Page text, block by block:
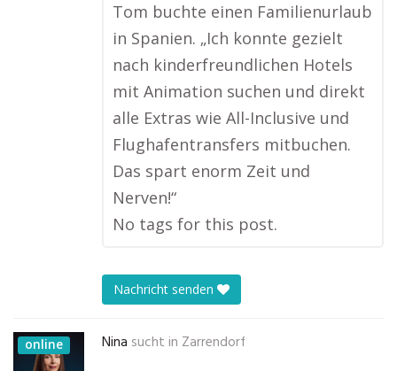
Tom buchte einen Familienurlaub
in Spanien. „Ich konnte gezielt
nach kinderfreundlichen Hotels
mit Animation suchen und direkt
alle Extras wie All-Inclusive und
Flughafentransfers mitbuchen.
Das spart enorm Zeit und
Nerven!“
No tags for this post.
Nachricht senden
online Nina sucht in Zarrendorf